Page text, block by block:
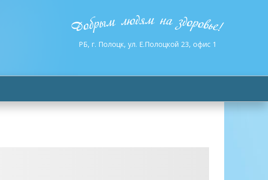
РБ, г. Полоцк, ул. Е.Полоцкой 23, офис 1